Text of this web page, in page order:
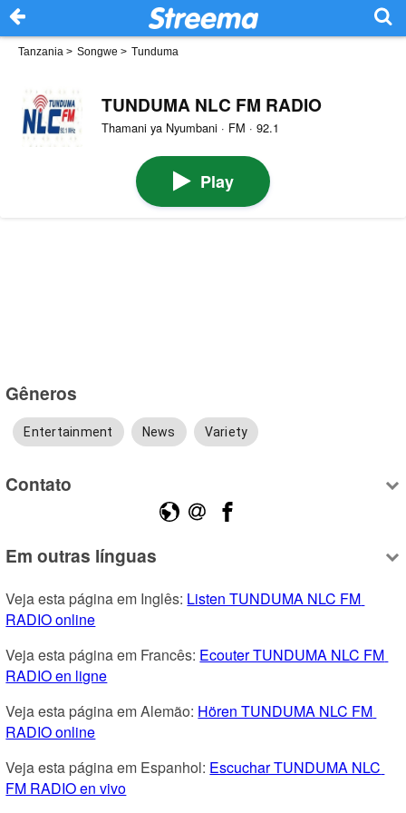
Tanzania > Songwe > Tunduma
TUNDUMA NLC FM RADIO
Thamani ya Nyumbani · FM · 92.1
Play
Gêneros
Entertainment News Variety
Contato
Em outras línguas
Veja esta página em Inglês: Listen TUNDUMA NLC FM
RADIO online
Veja esta página em Francês: Ecouter TUNDUMA NLC FM
RADIO en ligne
Veja esta página em Alemão: Hören TUNDUMA NLC FM
RADIO online
Veja esta página em Espanhol: Escuchar TUNDUMA NLC
FM RADIO en vivo